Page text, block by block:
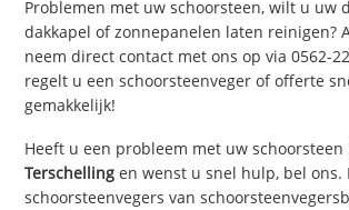
Problemen met uw schoorsteen, wilt u uw
dakkapel of zonnepanelen laten reinigen?
neem direct contact met ons op via 0562-
regelt u een schoorsteenveger of offerte
gemakkelijk!
Heeft u een probleem met uw
Terschelling en wenst u snel hulp, bel ons.
schoorsteenvegers van